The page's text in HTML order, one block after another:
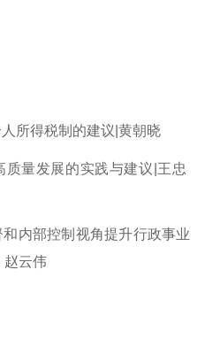
所得税制的建议|黄朝晓
量发展的实践与建议|王忠
内部控制视角提升行政事业
赵云伟